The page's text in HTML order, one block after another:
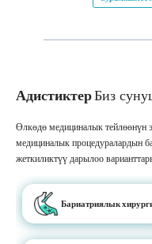
АдистиктерБиз
Өлкөдө медициналык тейлөөнүн
медициналык процедуралардын
жеткиликтүү дарылоо
Бариатриялык